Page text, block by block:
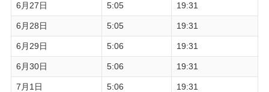
6月27日 5:05 19:31
6月28日 5:05 19:31
6月29日 5:06 19:31
6月30日 5:06 19:31
7月1日 5:06 19:31